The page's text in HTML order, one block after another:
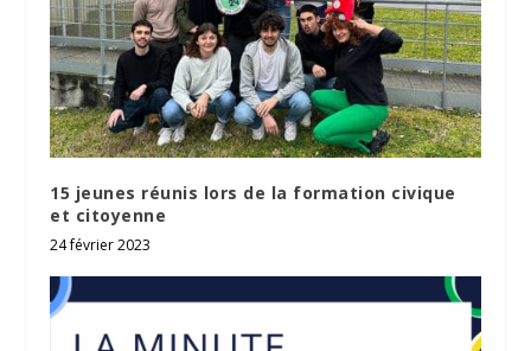
15 jeunes réunis lors de la formation civique
et citoyenne
24 février 2023